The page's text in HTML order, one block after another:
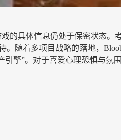
的具体信息仍处于保密状态
随着多项目战略的落地，
擎”。对于喜爱心理恐惧与氛